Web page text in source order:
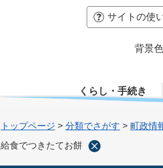
サイトの使
背景
くらし・手続き
トップページ > 分類でさがす > 町政情
給食でつきたてお餅